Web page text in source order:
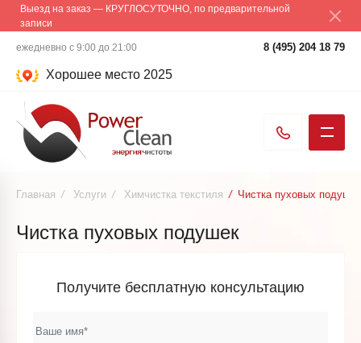
Выезд на заказ — КРУГЛОСУТОЧНО, по предварительной
записи
ежедневно с 9:00 до 21:00 8 (495) 204 18 79
Хорошее место 2025
Главная / Услуги / Химчистка текстиля / Чистка пуховых подушек
Чистка пуховых подушек
Получите бесплатную консультацию